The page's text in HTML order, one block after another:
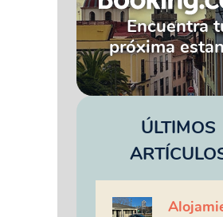
Encuentra
próxima
ÚLTIMOS